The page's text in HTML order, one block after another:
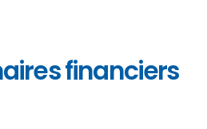
financiers